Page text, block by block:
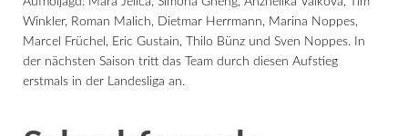
Winkler, Roman Malich, Dietmar Herrmann, Marina Noppes,
Marcel Früchel, Eric Gustain, Thilo Bünz und Sven Noppes. In
der nächsten Saison tritt das Team durch diesen Aufstieg
erstmals in der Landesliga an.